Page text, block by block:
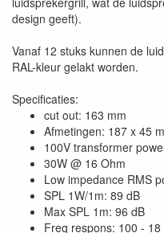
design geeft).
Vanaf 12 stuks kunnen de
RAL-kleur gelakt worden.
Specificaties:
cut out: 163 mm
Afmetingen: 187 x 45
100V transformer
30W @ 16 Ohm
Low impedance RMS
SPL 1W/1m: 89 dB
Max SPL 1m: 96 dB
Freq respons: 100 - 18